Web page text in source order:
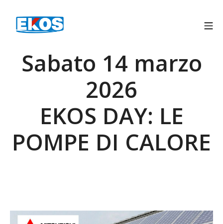
Sabato 14 marzo
2026
EKOS DAY: LE
POMPE DI CALORE